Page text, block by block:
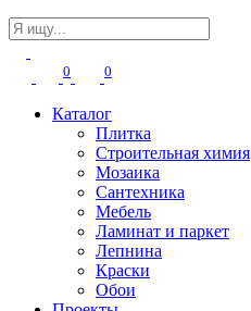
0 0
Каталог
Плитка
Строительная химия
Мозаика
Сантехника
Мебель
Ламинат и паркет
Лепнина
Краски
Обои